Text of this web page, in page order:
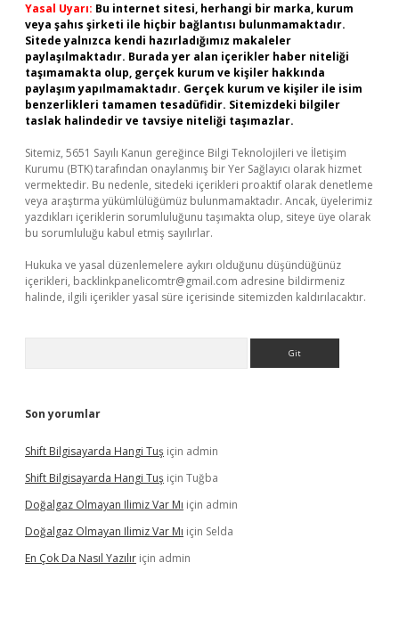
Yasal Uyarı: Bu internet sitesi, herhangi bir marka, kurum
veya şahıs şirketi ile hiçbir bağlantısı bulunmamaktadır.
Sitede yalnızca kendi hazırladığımız makaleler
paylaşılmaktadır. Burada yer alan içerikler haber niteliği
taşımamakta olup, gerçek kurum ve kişiler hakkında
paylaşım yapılmamaktadır. Gerçek kurum ve kişiler ile isim
benzerlikleri tamamen tesadüfidir. Sitemizdeki bilgiler
taslak halindedir ve tavsiye niteliği taşımazlar.
Sitemiz, 5651 Sayılı Kanun gereğince Bilgi Teknolojileri ve İletişim
Kurumu (BTK) tarafından onaylanmış bir Yer Sağlayıcı olarak hizmet
vermektedir. Bu nedenle, sitedeki içerikleri proaktif olarak denetleme
veya araştırma yükümlülüğümüz bulunmamaktadır. Ancak, üyelerimiz
yazdıkları içeriklerin sorumluluğunu taşımakta olup, siteye üye olarak
bu sorumluluğu kabul etmiş sayılırlar.
Hukuka ve yasal düzenlemelere aykırı olduğunu düşündüğünüz
içerikleri, backlinkpanelicomtr@gmail.com adresine bildirmeniz
halinde, ilgili içerikler yasal süre içerisinde sitemizden kaldırılacaktır.
Son yorumlar
Shift Bilgisayarda Hangi Tuş için admin
Shift Bilgisayarda Hangi Tuş için Tuğba
Doğalgaz Olmayan Ilimiz Var Mı için admin
Doğalgaz Olmayan Ilimiz Var Mı için Selda
En Çok Da Nasıl Yazılır için admin